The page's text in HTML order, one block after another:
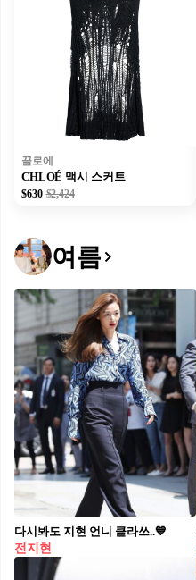
끌로에
CHLOÉ 맥시 스커트
$630 $2,424
여름
다시봐도 지현 언니 클라쓰..💙
전지현